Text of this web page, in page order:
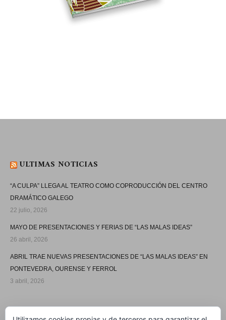
ULTIMAS NOTICIAS
“A CULPA” LLEGA AL TEATRO COMO COPRODUCCIÓN DEL CENTRO
DRAMÁTICO GALEGO
22 julio, 2026
MAYO DE PRESENTACIONES Y FERIAS DE “LAS MALAS IDEAS”
26 abril, 2026
ABRIL TRAE NUEVAS PRESENTACIONES DE “LAS MALAS IDEAS” EN
PONTEVEDRA, OURENSE Y FERROL
3 abril, 2026